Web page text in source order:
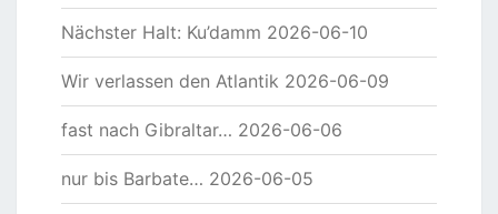
Nächster Halt: Ku’damm 2026-06-10
Wir verlassen den Atlantik 2026-06-09
fast nach Gibraltar… 2026-06-06
nur bis Barbate… 2026-06-05